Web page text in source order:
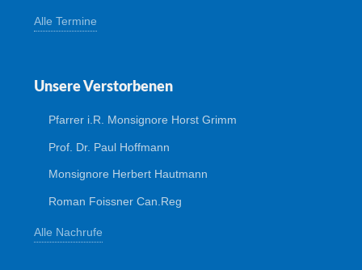
Alle Termine
Unsere Verstorbenen
Pfarrer i.R. Monsignore Horst Grimm
Prof. Dr. Paul Hoffmann
Monsignore Herbert Hautmann
Roman Foissner Can.Reg
Alle Nachrufe